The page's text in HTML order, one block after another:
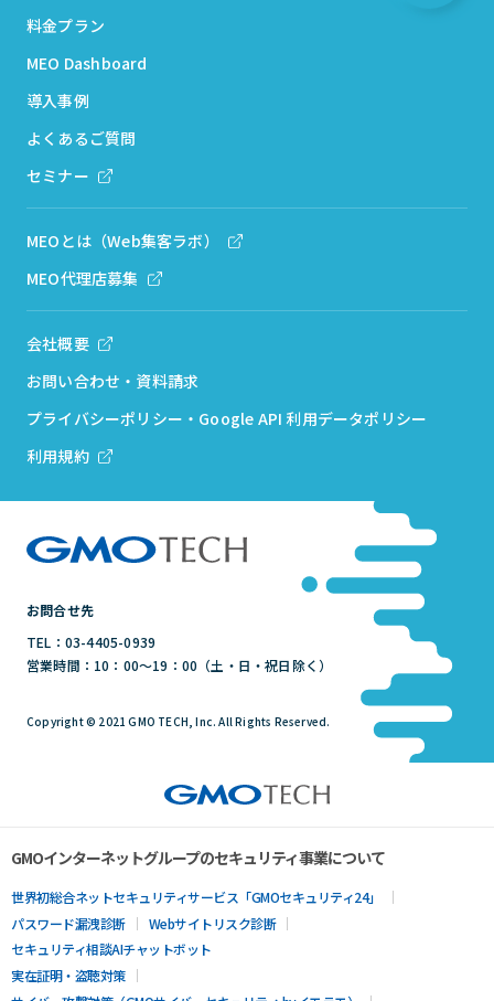
お問合せ先
TEL：03-4405-0939
営業時間：10：00～19：00（土・日・祝日除く）
料金プラン
MEO Dashboard
導入事例
よくあるご質問
セミナー
MEOとは（Web集客ラボ）
MEO代理店募集
会社概要
お問い合わせ・資料請求
プライバシーポリシー・Google API 利用データポリシー
利用規約
Copyright © 2021 GMO TECH, Inc. All Rights Reserved.
GMOインターネットグループのセキュリティ事業について
世界初総合ネットセキュリティサービス「GMOセキュリティ24」
パスワード漏洩診断
Webサイトリスク診断
セキュリティ相談AIチャットボット
実在証明・盗聴対策